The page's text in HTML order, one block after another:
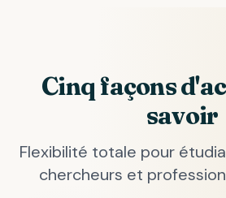
Cinq façons
savoir
Flexibilité totale pour
chercheurs et